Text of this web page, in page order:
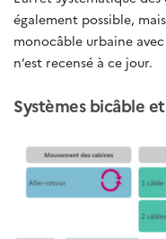
également possible,
monocâble urbaine
n’est recensé à ce jour.
Systèmes bicâble